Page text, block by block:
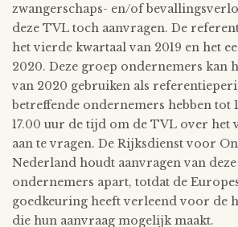
zwangerschaps- en/of
deze TVL toch aanvragen. De
het vierde kwartaal van 2019 en het
2020. Deze groep ondernemers kan
van 2020 gebruiken als
betreffende ondernemers hebben tot
17.00 uur de tijd om de TVL over het
aan te vragen. De Rijksdienst voor
Nederland houdt aanvragen van
ondernemers apart, totdat de
goedkeuring heeft verleend voor de
die hun aanvraag mogelijk maakt.